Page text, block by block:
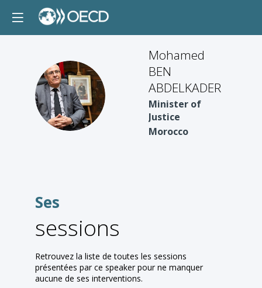
MBA
Mohamed
BEN
ABDELKADER
Minister of
Justice
Morocco
Ses
sessions
Retrouvez la liste de toutes les sessions
présentées par ce speaker pour ne manquer
aucune de ses interventions.